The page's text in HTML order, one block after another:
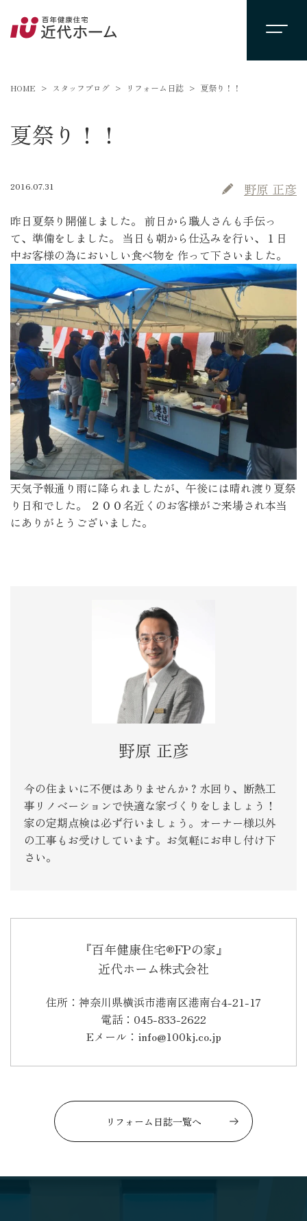
HOME スタッフブログ リフォーム日誌 夏祭り！！
夏祭り！！
2016.07.31 野原 正彦
昨日夏祭り開催しました。 前日から職人さんも手伝っ
て、準備をしました。 当日も朝から仕込みを行い、１日
中お客様の為においしい食べ物を 作って下さいました。
天気予報通り雨に降られましたが、午後には晴れ渡り夏祭
り日和でした。 ２００名近くのお客様がご来場され本当
にありがとうございました。
野原 正彦
今の住まいに不便はありませんか？水回り、断熱工
事リノベーションで快適な家づくりをしましょう！
家の定期点検は必ず行いましょう。オーナー様以外
の工事もお受けしています。お気軽にお申し付け下
さい。
『百年健康住宅®FPの家』
近代ホーム株式会社
住所：神奈川県横浜市港南区港南台4-21-17
電話：045-833-2622
Eメール：info@100kj.co.jp
リフォーム日誌一覧へ